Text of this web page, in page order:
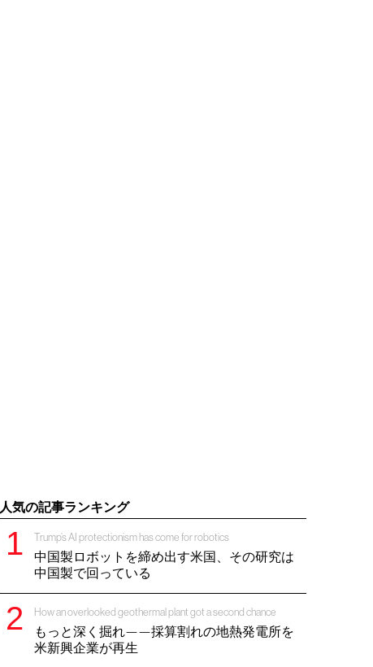
人気の記事ランキング
Trump’s AI protectionism has come for robotics
中国製ロボットを締め出す米国、その研究は
中国製で回っている
How an overlooked geothermal plant got a second chance
もっと深く掘れ——採算割れの地熱発電所を
米新興企業が再生